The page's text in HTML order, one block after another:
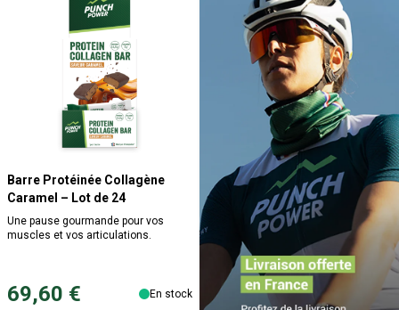
Barre Protéinée Collagène
Caramel – Lot de 24
Une pause gourmande pour vos
muscles et vos articulations.
69,60 € En stock